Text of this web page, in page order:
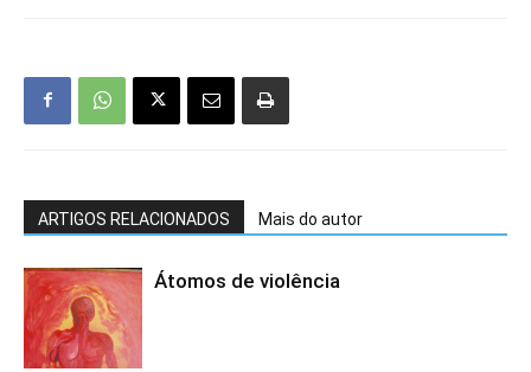
ARTIGOS RELACIONADOS Mais do autor
Átomos de violência